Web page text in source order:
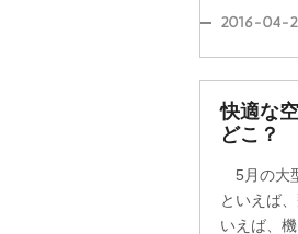
2016-04-
快適な
どこ？
5月の大
といえば
いえば、